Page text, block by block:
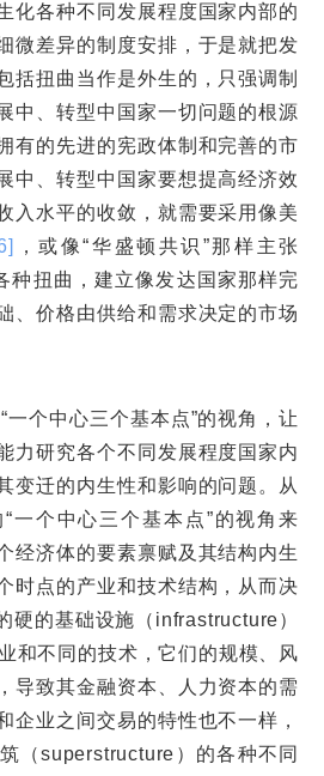
化各种不同发展程度国家内部的
微差异的制度安排，于是就把发
括扭曲当作是外生的，只强调制
中、转型中国家一切问题的根源
有的先进的宪政体制和完善的市
中、转型中国家要想提高经济效
入水平的收敛，就需要采用像美
，或像“华盛顿共识”那样主张
种扭曲，建立像发达国家那样完
、价格由供给和需求决定的市场
一个中心三个基本点”的视角，让
力研究各个不同发展程度国家内
变迁的内生性和影响的问题。从
一个中心三个基本点”的视角来
经济体的要素禀赋及其结构内生
时点的产业和技术结构，从而决
硬的基础设施（infrastructure）
和不同的技术，它们的规模、风
导致其金融资本、人力资本的需
企业之间交易的特性也不一样，
（superstructure）的各种不同